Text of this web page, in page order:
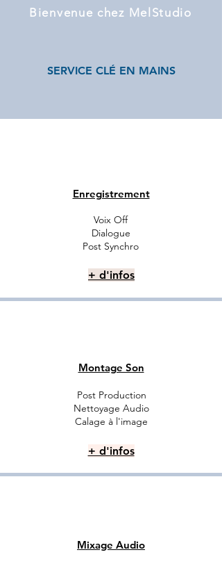
Bienvenue chez MelStudio
SERVICE CLÉ EN MAINS
Enregistrement
Voix Off
Dialogue
Post Synchro
+ d'infos
Montage Son
Post Production
Nettoyage Audio
Calage à l'image
+ d'infos
Mixage Audio